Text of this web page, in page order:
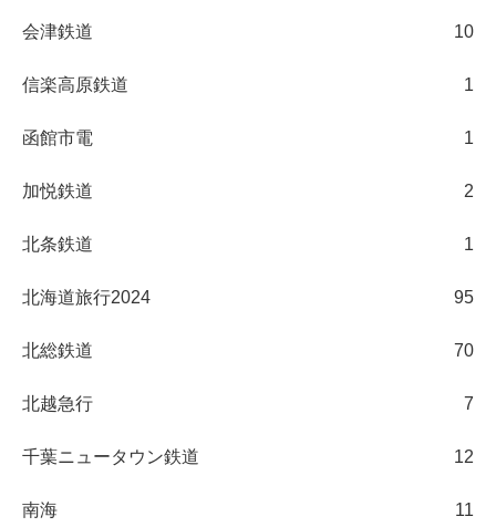
会津鉄道 10
信楽高原鉄道 1
函館市電 1
加悦鉄道 2
北条鉄道 1
北海道旅行2024 95
北総鉄道 70
北越急行 7
千葉ニュータウン鉄道 12
南海 11